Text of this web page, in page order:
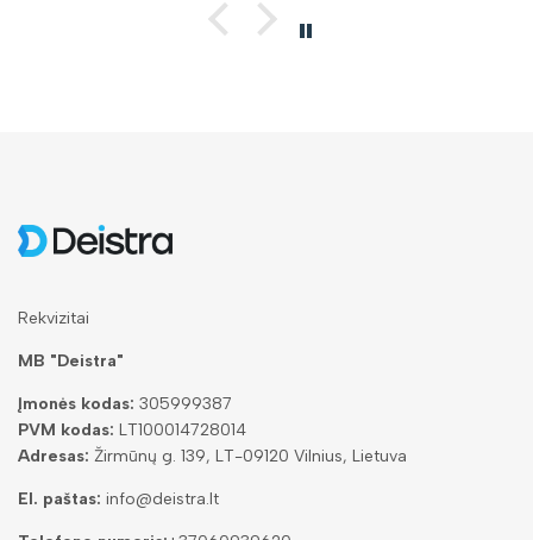
Rekvizitai
MB "Deistra"
Įmonės kodas: 305999387
PVM kodas: LT100014728014
Adresas: Žirmūnų g. 139, LT-09120 Vilnius, Lietuva
El. paštas: info@deistra.lt